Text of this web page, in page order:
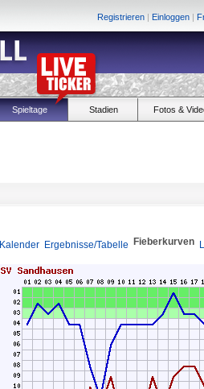
Registrieren | Einloggen |
Spieltage Stadien Fotos &
Kalender Ergebnisse/Tabelle Fieberkurven